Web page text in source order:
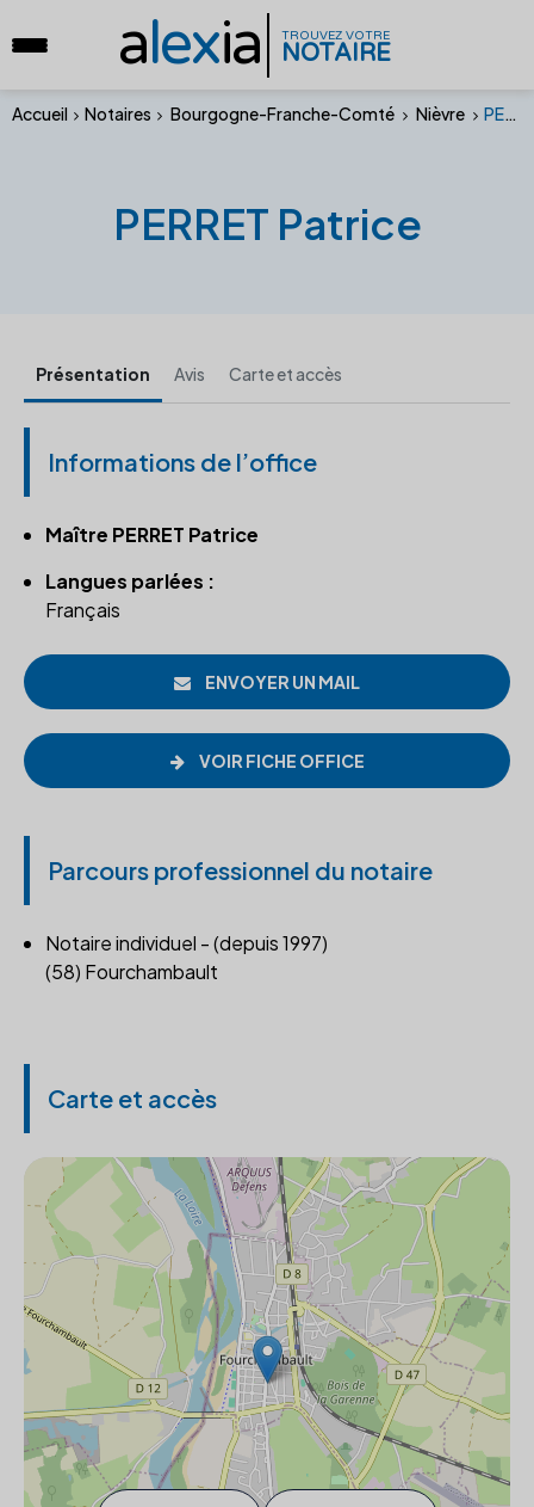
alexia TROUVEZ VOTRE
NOTAIRE
Accueil Notaires Bourgogne-Franche-Comté Nièvre PERRET Patrice
PERRET Patrice
Présentation Avis Carte et accès
Informations de l’office
Maître PERRET Patrice
Langues parlées :
Français
ENVOYER UN MAIL
VOIR FICHE OFFICE
Parcours professionnel du notaire
Notaire individuel - (depuis 1997)
(58) Fourchambault
Carte et accès